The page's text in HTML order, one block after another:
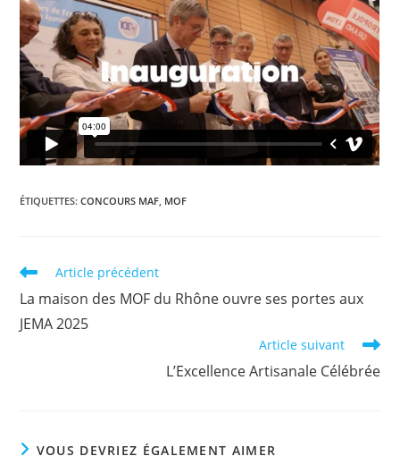
ÉTIQUETTES:CONCOURS MAF, MOF
Article précédent
La maison des MOF du Rhône ouvre ses portes aux
JEMA 2025
Article suivant
L’Excellence Artisanale Célébrée
VOUS DEVRIEZ ÉGALEMENT AIMER